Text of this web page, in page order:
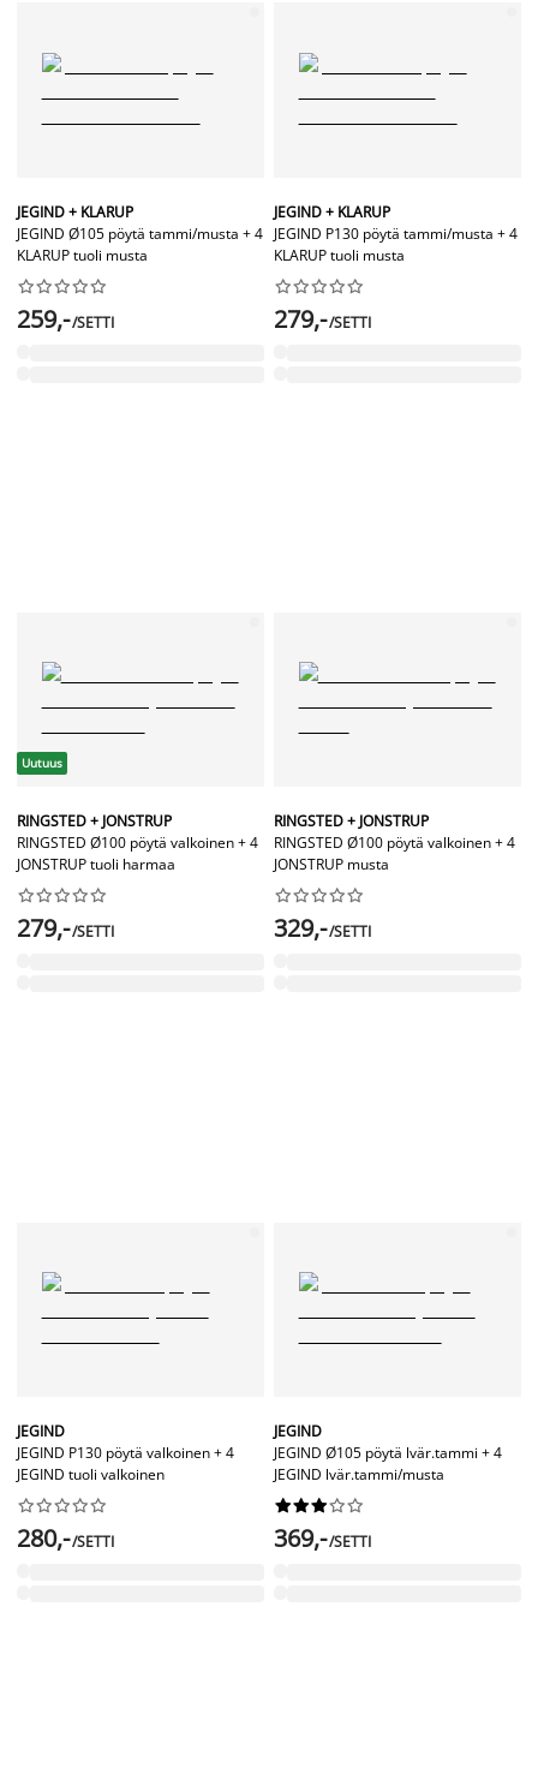
JEGIND + KLARUP
JEGIND Ø105 pöytä tammi/musta + 4
KLARUP tuoli musta






259,-/SETTI
JEGIND + KLARUP
JEGIND P130 pöytä tammi/musta + 4
KLARUP tuoli musta






279,-/SETTI
Uutuus
RINGSTED + JONSTRUP
RINGSTED Ø100 pöytä valkoinen + 4
JONSTRUP tuoli harmaa






279,-/SETTI
RINGSTED + JONSTRUP
RINGSTED Ø100 pöytä valkoinen + 4
JONSTRUP musta






329,-/SETTI
JEGIND
JEGIND P130 pöytä valkoinen + 4
JEGIND tuoli valkoinen






280,-/SETTI
JEGIND
JEGIND Ø105 pöytä lvär.tammi + 4
JEGIND lvär.tammi/musta






369,-/SETTI